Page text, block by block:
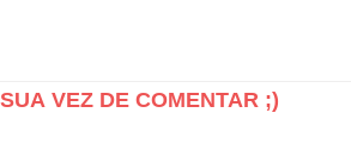
SUA VEZ DE COMENTAR ;)